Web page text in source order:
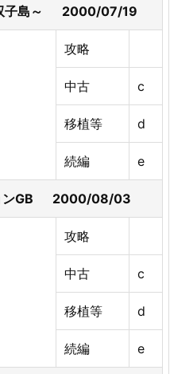
双子島～ 2000/07/19
攻略
中古 c
移植等 d
続編 e
ョンGB 2000/08/03
攻略
中古 c
移植等 d
続編 e